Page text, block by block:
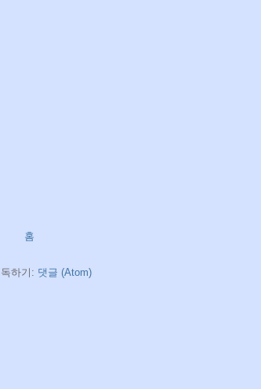
홈
하기: 댓글 (Atom)